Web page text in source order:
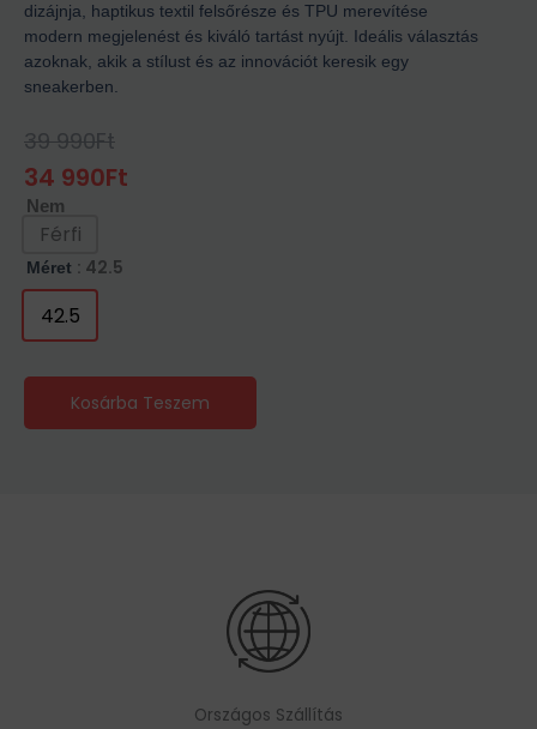
dizájnja, haptikus textil felsőrésze és TPU merevítése
modern megjelenést és kiváló tartást nyújt. Ideális választás
azoknak, akik a stílust és az innovációt keresik egy
sneakerben.
39 990Ft
Original
Was:
39
990Ft.
34 990Ft
Current
Is:
34
990Ft.
Nem
Férfi
Méret : 42.5
42.5
Kosárba Teszem
Országos Szállítás